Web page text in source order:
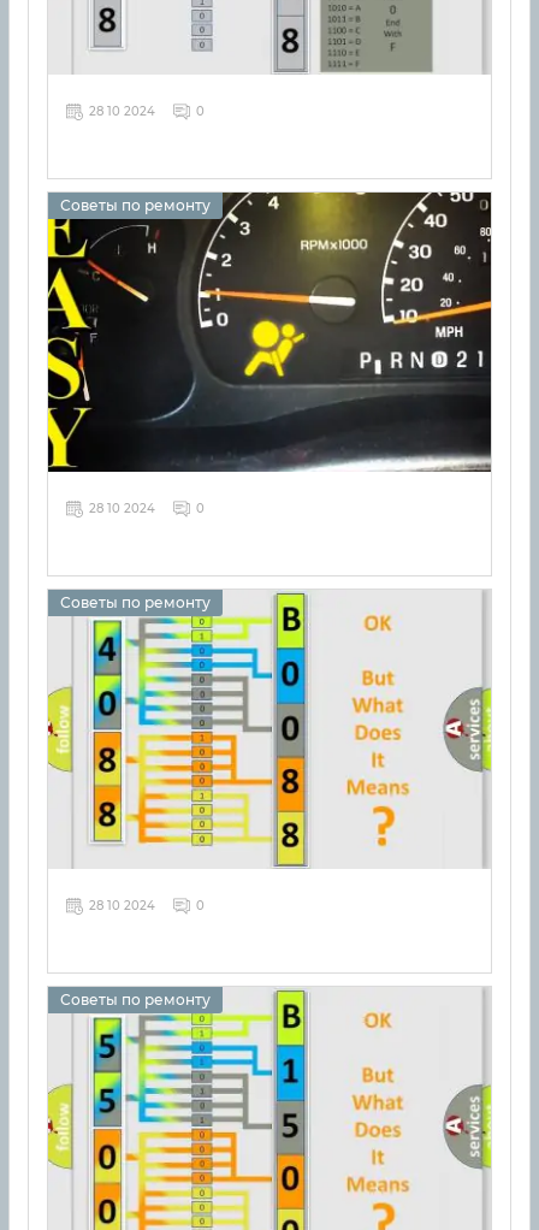
28 10 2024 0
Советы по ремонту
28 10 2024 0
Советы по ремонту
28 10 2024 0
Советы по ремонту